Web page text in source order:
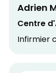
Adrien
Centre
Infirmier